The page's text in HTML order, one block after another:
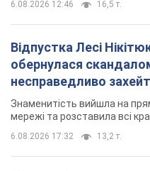
6.08.2026 12:46 16,5 т.
Відпустка Лесі
обернулася
несправедливо
Знаменитість вийшла на
мережі та розставила всі
6.08.2026 17:32 13,2 т.